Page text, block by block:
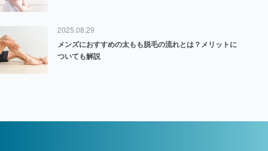
2025.08.29
メンズにおすすめの太もも脱毛の流れとは？メリットに
ついても解説